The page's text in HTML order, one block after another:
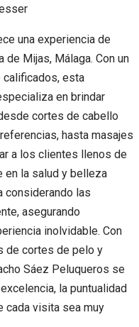
una experiencia de
de Mijas, Málaga. Con un
esta
en brindar
cortes de cabello
hasta masajes
a los clientes llenos de
en la salud y belleza
considerando las
asegurando
inolvidable. Con
de cortes de pelo y
Sáez Peluqueros se
la puntualidad
cada visita sea muy